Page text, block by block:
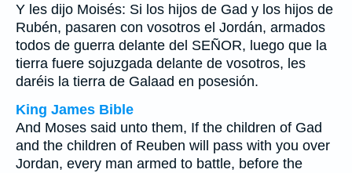
Y les dijo Moisés: Si los hijos de Gad y los hijos de
Rubén, pasaren con vosotros el Jordán, armados
todos de guerra delante del SEÑOR, luego que la
tierra fuere sojuzgada delante de vosotros, les
daréis la tierra de Galaad en posesión.
King James Bible
And Moses said unto them, If the children of Gad
and the children of Reuben will pass with you over
Jordan, every man armed to battle, before the